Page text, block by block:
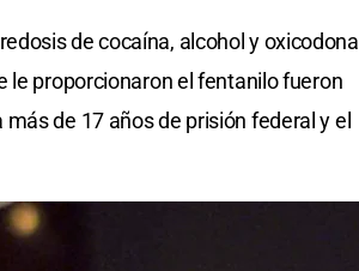
de cocaína, alcohol y oxicodona
le proporcionaron el fentanilo fueron
de 17 años de prisión federal y el